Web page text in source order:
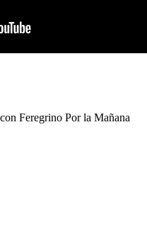
Feregrino Por la Mañana